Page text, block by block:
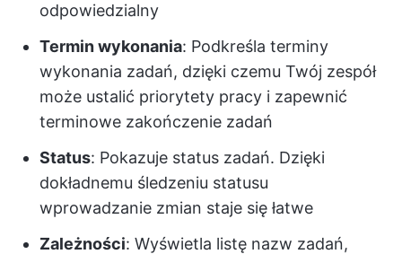
odpowiedzialny
Termin wykonania: Podkreśla terminy
wykonania zadań, dzięki czemu Twój zespół
może ustalić priorytety pracy i zapewnić
terminowe zakończenie zadań
Status: Pokazuje status zadań. Dzięki
dokładnemu śledzeniu statusu
wprowadzanie zmian staje się łatwe
Zależności: Wyświetla listę nazw zadań,